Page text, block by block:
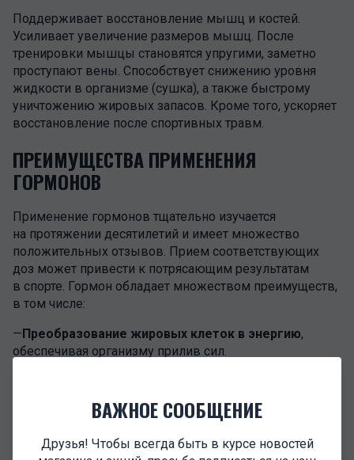
ВАЖНОЕ СООБЩЕНИЕ
Друзья! Чтобы всегда быть в курсе новостей
Поддерживает восстановление мышц и костей.
Усиливает увеличение размеров мышц. После
тренировки мышцы становятся упругими, заметно
проступают вены. Способствует снижению уровня
жидкости в организме (сушка), а также быстрому
уничтожению жировых запасов. Кроме того, ускоряет
восстановление после спортивных травм.
ПРЕИМУЩЕСТВА ПРИМЕНЕНИЯ
ГОРМОНОВ
Применение гормонов тщательно изучается
на протяжении десятилетий и имеет множество
положительных отзывов. Прием соответствующих
доз может привести к потрясающим результатам
в спорте. Гормон обладает множеством преимуществ,
в том числе:
—Преобразование жировых клеток в энергию,
обеспечивая организму прилив сил.
общего состояния здоровья.